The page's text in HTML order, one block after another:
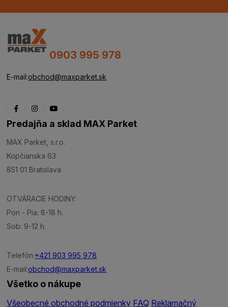
0903 995 978
E-mail:obchod@maxparket.sk
Predajňa a sklad MAX Parket
MAX Parket, s.r.o.
Kopčianska 63
851 01 Bratislava
OTVÁRACIE HODINY:
Pon - Pia: 8-18 h.
Sob: 9-12 h.
Telefón:+421 903 995 978
E-mail:obchod@maxparket.sk
Všetko o nákupe
Všeobecné obchodné podmienky FAQ Reklamačný